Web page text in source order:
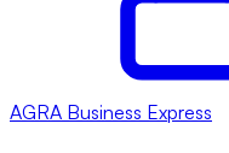
AGRA Business Express